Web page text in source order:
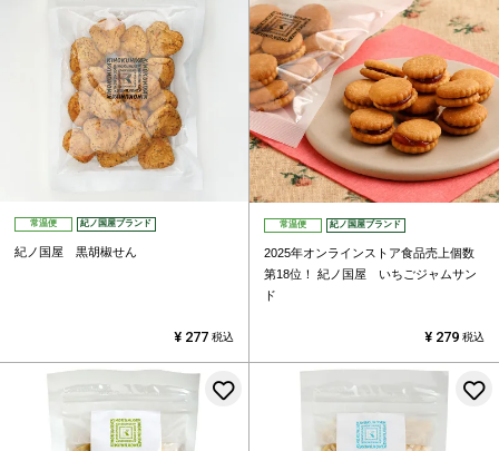
常温便 紀ノ国屋ブランド
紀ノ国屋 黒胡椒せん
¥ 277 税込
常温便 紀ノ国屋ブランド
2025年オンラインストア食品売上個数
第18位！
紀ノ国屋 いちごジャムサン
ド
¥ 279 税込